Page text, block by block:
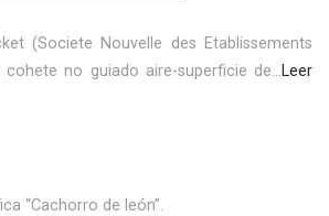
(Societe Nouvelle des Etablissements
cohete no guiado aire-superficie de...Leer
“Cachorro de león”.